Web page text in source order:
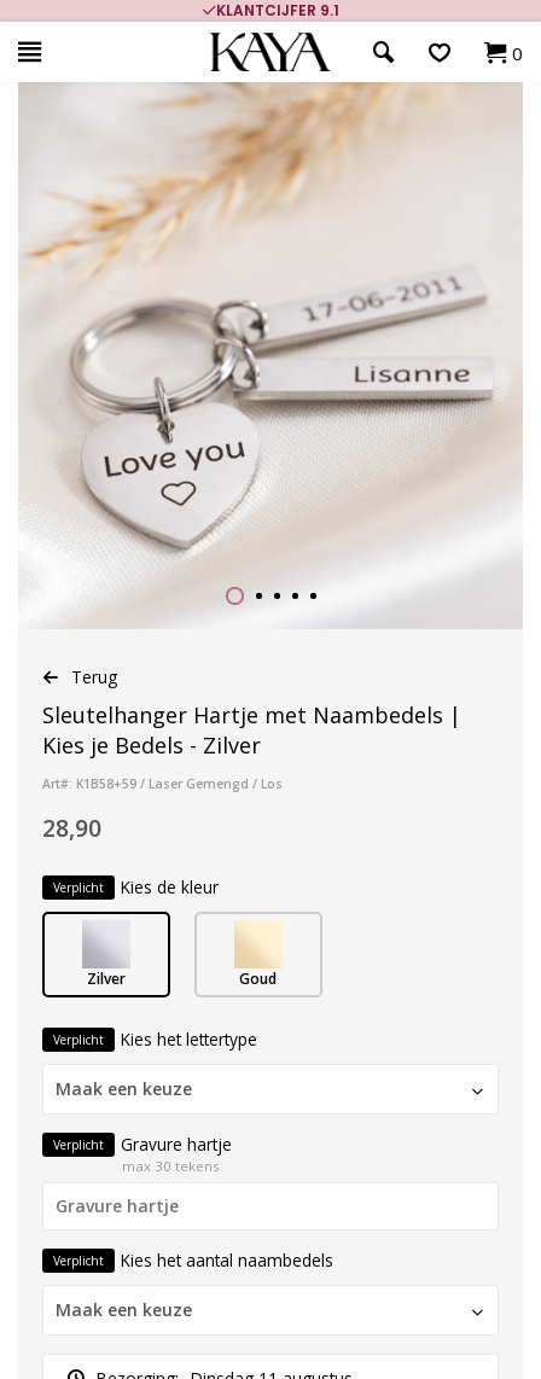
KLANTCIJFER 9.1
0
Terug
Sleutelhanger Hartje met Naambedels |
Kies je Bedels - Zilver
Art#: K1B58+59 / Laser Gemengd / Los
28,90
Verplicht Kies de kleur
Zilver Goud
Verplicht Kies het lettertype
Maak een keuze
Verplicht Gravure hartje
max 30 tekens
Verplicht Kies het aantal naambedels
Maak een keuze